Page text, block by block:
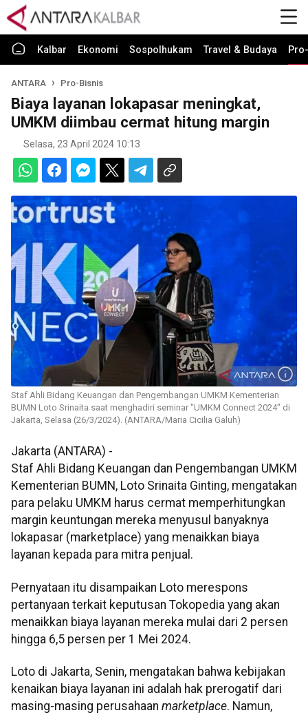
Kalbar Ekonomi Sospolhukam Travel & Budaya
ANTARA Pro-Bisnis
Biaya layanan lokapasar meningkat,
UMKM diimbau cermat hitung margin
Selasa, 23 April 2024 10:13
Staf Ahli Bidang Keuangan dan Pengembangan UMKM Kementerian
BUMN Loto Srinaita saat menghadiri seminar "UMKM Connect 2024" di
Jakarta, Selasa (26/3/2024). (ANTARA/Maria Cicilia Galuh)
Jakarta (ANTARA) -
Staf Ahli Bidang Keuangan dan Pengembangan UMKM
Kementerian BUMN, Loto Srinaita Ginting, mengatakan
para pelaku UMKM harus cermat memperhitungkan
margin keuntungan mereka menyusul banyaknya
lokapasar (marketplace) yang menaikkan biaya
layanan kepada para mitra penjual.
Pernyataan itu disampaikan Loto merespons
pertanyaan terkait keputusan Tokopedia yang akan
menaikkan biaya layanan mereka mulai dari 2 persen
hingga 6,5 persen per 1 Mei 2024.
Loto di Jakarta, Senin, mengatakan bahwa kebijakan
kenaikan biaya layanan ini adalah hak prerogatif dari
masing-masing perusahaan marketplace. Namun,